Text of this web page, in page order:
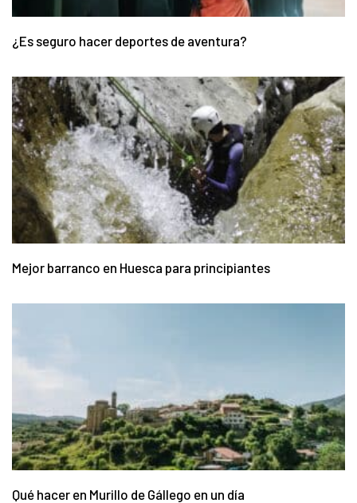
¿Es seguro hacer deportes de aventura?
Mejor barranco en Huesca para principiantes
Qué hacer en Murillo de Gállego en un día